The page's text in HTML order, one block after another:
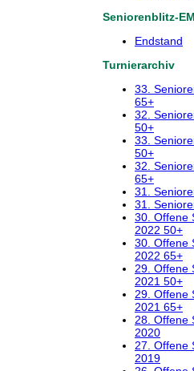
Seniorenblitz-EM
Endstand
Turnierarchiv
33.
65+
32.
50+
33.
50+
32.
65+
31.
31.
30. Offene
2022 50+
30. Offene
2022 65+
29. Offene
2021 50+
29. Offene
2021 65+
28. Offene
2020
27. Offene
2019